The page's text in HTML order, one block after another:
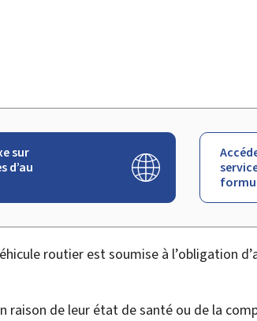
sur
d’au
routier est soumise à l’obligation
raison de leur état de santé ou de la